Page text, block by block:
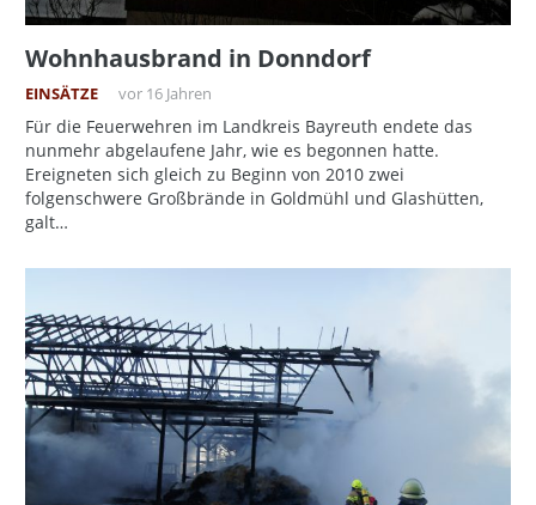
Wohnhausbrand in Donndorf
EINSÄTZE vor 16 Jahren
Für die Feuerwehren im Landkreis Bayreuth endete das
nunmehr abgelaufene Jahr, wie es begonnen hatte.
Ereigneten sich gleich zu Beginn von 2010 zwei
folgenschwere Großbrände in Goldmühl und Glashütten,
galt…